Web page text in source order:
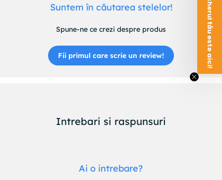
Suntem în căutarea stelelor!
Spune-ne ce crezi despre produs
Fii primul care scrie un review!
Intrebari si raspunsuri
Ai o intrebare?
Voucherul tău este aici!